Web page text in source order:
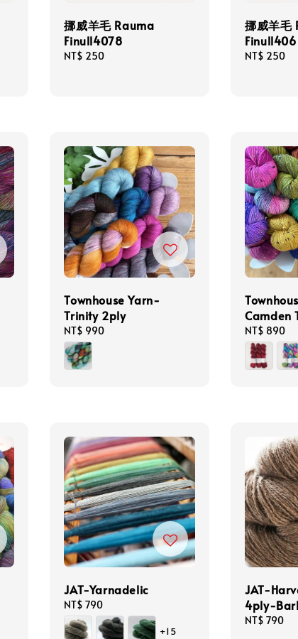
挪威羊毛 Rauma
Finull4078
Regular
NT$ 250
挪威羊毛
Finull406
Regular
NT$ 250
Townhouse Yarn-
Trinity 2ply
Regular
price
NT$ 990
Camden
Regular
price
NT$ 890
JAT-Yarnadelic
Regular
price
NT$ 790
+15
JAT-
4ply-
Regular
NT$ 790